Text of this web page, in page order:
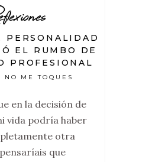
PERSONALIDAD
EL RUMBO DE
PROFESIONAL
NO ME TOQUES
en la decisión de
vida podría haber
otra
que